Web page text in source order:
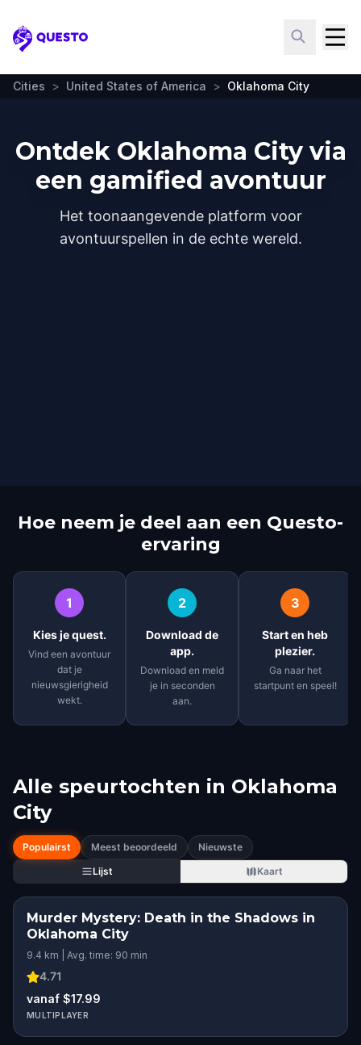
Questo
Cities > United States of America > Oklahoma City
Ontdek Oklahoma City via
een gamified avontuur
Het toonaangevende platform voor
avontuurspellen in de echte wereld.
Hoe neem je deel aan een Questo-
ervaring
1
Kies je quest.
Vind een avontuur
dat je
nieuwsgierigheid
wekt.
2
Download de
app.
Download en meld
je in seconden
aan.
3
Start en heb
plezier.
Ga naar het
startpunt en speel!
Alle speurtochten in Oklahoma
City
Populairst Meest beoordeeld
Nieuwste
Lijst
Kaart
Murder Mystery: Death in the Shadows in
Oklahoma City
9.4 km | Avg. time: 90 min
4.71
vanaf $17.99
MULTIPLAYER